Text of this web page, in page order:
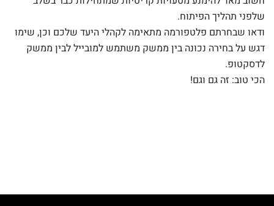
שלפני תהליך הפיתוח.
ודאו שבחרתם פלטפורמה מתאימה לקהלי היעד שלכם וכן, שימו
דגש על בחירה נכונה בין ממשק משתמש למובייל לבין ממשק
לדסקטופ.
הכי טוב: זה גם וגם!